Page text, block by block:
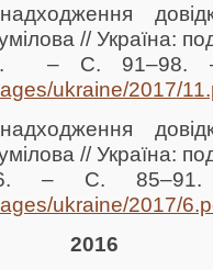
// Україна:
С. 91–98. –
ukraine/2017/
// Україна:
С. 85–91.
ukraine/2017/
2016